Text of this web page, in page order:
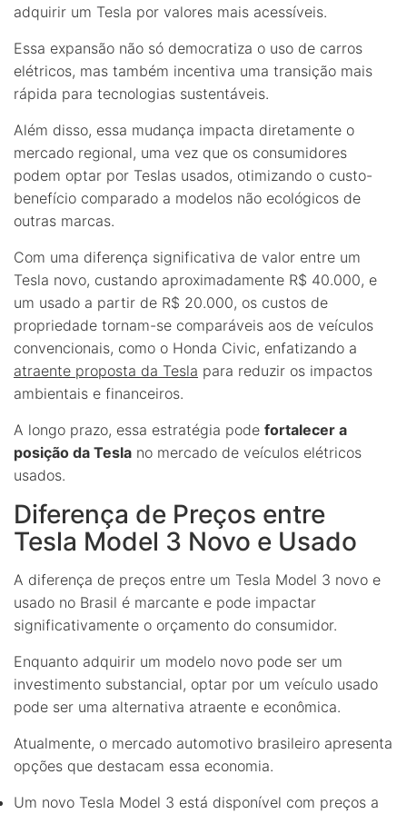
adquirir um Tesla por valores mais acessíveis.
Essa expansão não só democratiza o uso de carros
elétricos, mas também incentiva uma transição mais
rápida para tecnologias sustentáveis.
Além disso, essa mudança impacta diretamente o
mercado regional, uma vez que os consumidores
podem optar por Teslas usados, otimizando o custo-
benefício comparado a modelos não ecológicos de
outras marcas.
Com uma diferença significativa de valor entre um
Tesla novo, custando aproximadamente R$ 40.000, e
um usado a partir de R$ 20.000, os custos de
propriedade tornam-se comparáveis aos de veículos
convencionais, como o Honda Civic, enfatizando a
atraente proposta da Tesla para reduzir os impactos
ambientais e financeiros.
A longo prazo, essa estratégia pode fortalecer a
posição da Tesla no mercado de veículos elétricos
usados.
Diferença de Preços entre
Tesla Model 3 Novo e Usado
A diferença de preços entre um Tesla Model 3 novo e
usado no Brasil é marcante e pode impactar
significativamente o orçamento do consumidor.
Enquanto adquirir um modelo novo pode ser um
investimento substancial, optar por um veículo usado
pode ser uma alternativa atraente e econômica.
Atualmente, o mercado automotivo brasileiro apresenta
opções que destacam essa economia.
Um novo Tesla Model 3 está disponível com preços a